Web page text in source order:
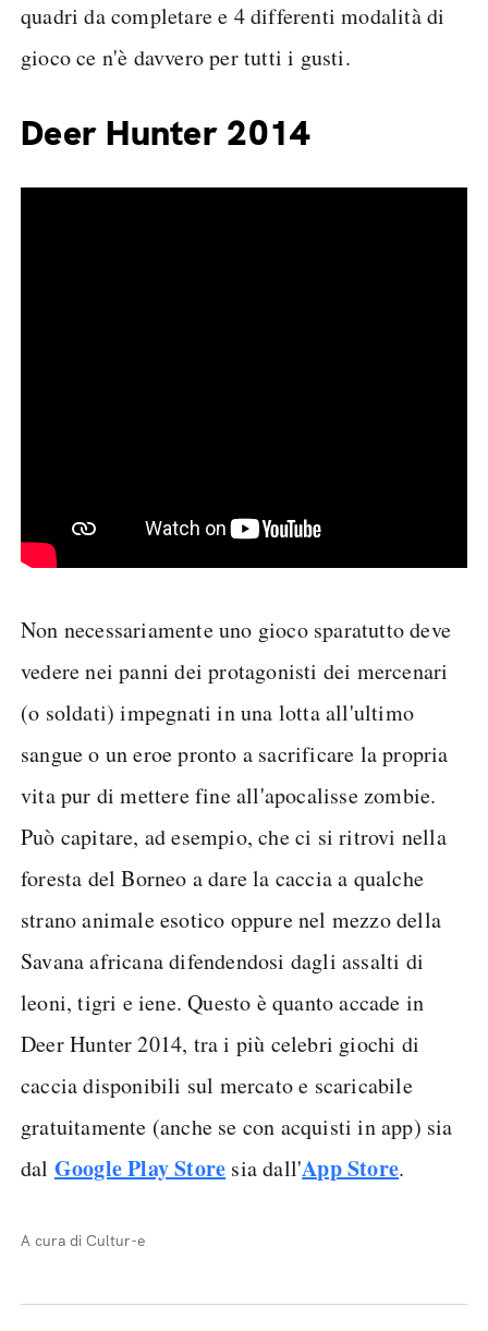
quadri da completare e 4 differenti modalità di
gioco ce n'è davvero per tutti i gusti.
Deer Hunter 2014
Non necessariamente uno gioco sparatutto deve
vedere nei panni dei protagonisti dei mercenari
(o soldati) impegnati in una lotta all'ultimo
sangue o un eroe pronto a sacrificare la propria
vita pur di mettere fine all'apocalisse zombie.
Può capitare, ad esempio, che ci si ritrovi nella
foresta del Borneo a dare la caccia a qualche
strano animale esotico oppure nel mezzo della
Savana africana difendendosi dagli assalti di
leoni, tigri e iene. Questo è quanto accade in
Deer Hunter 2014, tra i più celebri giochi di
caccia disponibili sul mercato e scaricabile
gratuitamente (anche se con acquisti in app) sia
dal Google Play Store sia dall'App Store.
A cura di Cultur-e